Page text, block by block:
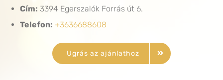
Cím: 3394 Egerszalók Forrás út 6.
Telefon: +3636688608
Ugrás az ajánlathoz